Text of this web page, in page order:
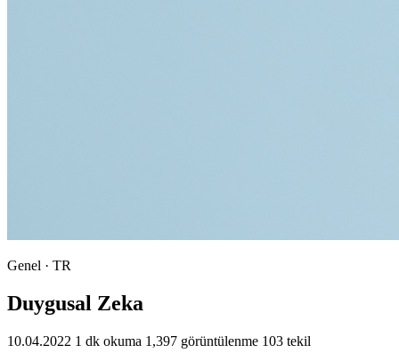
Genel · TR
Duygusal Zeka
10.04.2022 1 dk okuma 1,397 görüntülenme 103 tekil